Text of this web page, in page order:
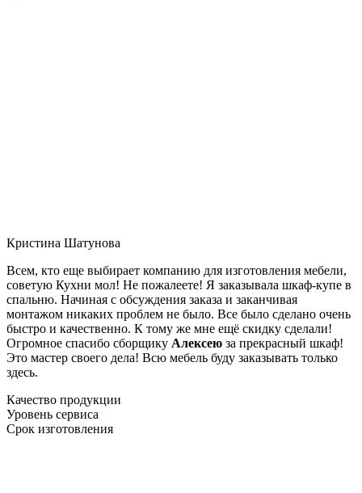
Кристина Шатунова
Всем, кто еще выбирает компанию для изготовления мебели,
советую Кухни мол! Не пожалеете! Я заказывала шкаф-купе в
спальню. Начиная с обсуждения заказа и заканчивая
монтажом никаких проблем не было. Все было сделано очень
быстро и качественно. К тому же мне ещё скидку сделали!
Огромное спасибо сборщику Алексею за прекрасный шкаф!
Это мастер своего дела! Всю мебель буду заказывать только
здесь.
Качество продукции
Уровень сервиса
Срок изготовления